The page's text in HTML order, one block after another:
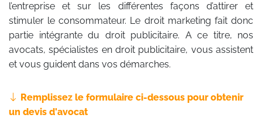
l’entreprise et sur les différentes façons d’attirer et
stimuler le consommateur. Le droit marketing fait donc
partie intégrante du droit publicitaire. A ce titre, nos
avocats, spécialistes en droit publicitaire, vous assistent
et vous guident dans vos démarches.
Remplissez le formulaire ci-dessous pour obtenir
un devis d'avocat